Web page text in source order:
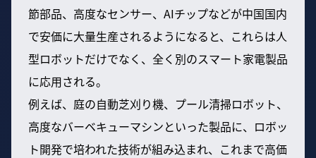
節部品、高度なセンサー、AIチップなどが中国国内
で安価に大量生産されるようになると、これらは人
型ロボットだけでなく、全く別のスマート家電製品
に応用される。
例えば、庭の自動芝刈り機、プール清掃ロボット、
高度なバーベキューマシンといった製品に、ロボッ
ト開発で培われた技術が組み込まれ、これまで高価